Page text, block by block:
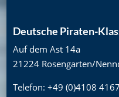
Deutsche Piraten-
Auf dem Ast 14a
21224 Rosengarten/
Telefon: +49 (0)4108